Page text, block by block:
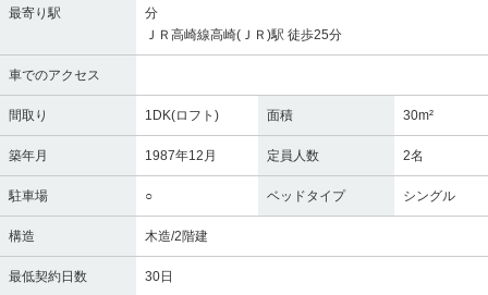
最寄り駅
分
ＪＲ高崎線高崎(ＪＲ)駅 徒歩25分
車でのアクセス
間取り 1DK(ロフト) 面積 30m²
築年月 1987年12月 定員人数 2名
駐車場 ○ ベッドタイプ シングル
構造 木造/2階建
最低契約日数 30日